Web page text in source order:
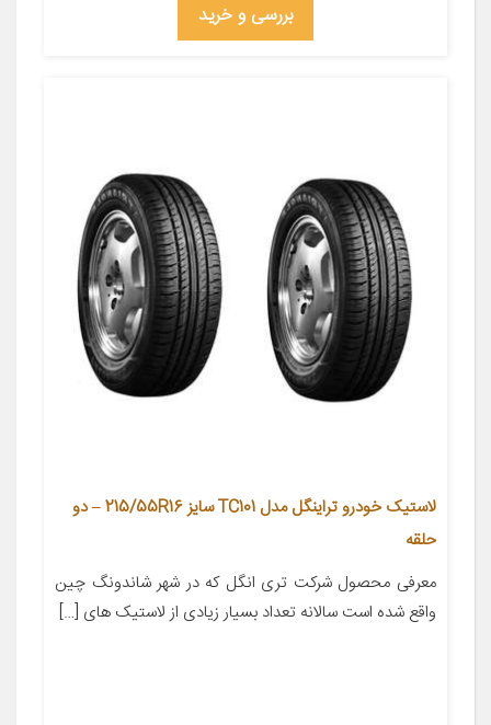
بررسی و خرید
لاستیک خودرو تراینگل مدل TC101 سایز 215/55R16 – دو
حلقه
معرفی محصول شرکت تری انگل که در شهر شاندونگ چین
واقع شده است سالانه تعداد بسیار زیادی از لاستیک های […]